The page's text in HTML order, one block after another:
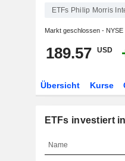
ETFs Philip Morris
Markt geschlossen - NYSE
189.57 USD
Übersicht Kurse
ETFs investiert
Name